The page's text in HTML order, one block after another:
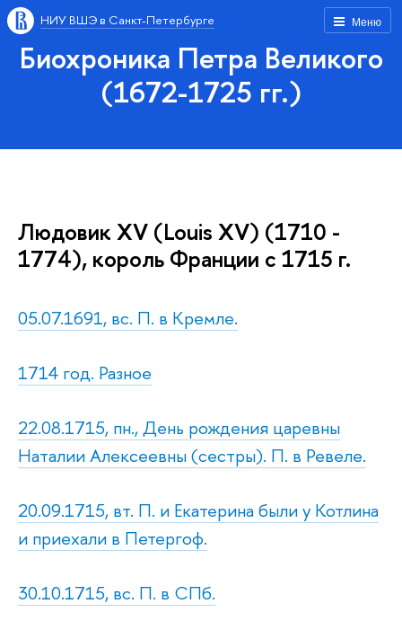
Меню
НИУ ВШЭ в Санкт-Петербурге
Биохроника Петра Великого
(1672-1725 гг.)
Людовик XV (Louis XV) (1710 -
1774), король Франции с 1715 г.
05.07.1691, вс. П. в Кремле.
1714 год. Разное
22.08.1715, пн., День рождения царевны
Наталии Алексеевны (сестры). П. в Ревеле.
20.09.1715, вт. П. и Екатерина были у Котлина
и приехали в Петергоф.
30.10.1715, вс. П. в СПб.